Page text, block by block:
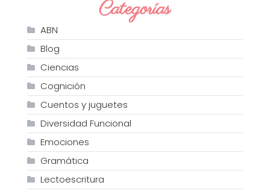
Categorías
ABN
Blog
Ciencias
Cognición
Cuentos y juguetes
Diversidad Funcional
Emociones
Gramática
Lectoescritura